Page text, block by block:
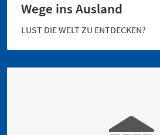
Wege ins Ausland
LUST DIE WELT ZU ENTDECKEN?